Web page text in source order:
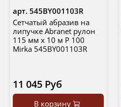
арт. 545BY001103R
Сетчатый абразив на
липучке Abranet рулон
115 мм х 10 м P 100
Mirka 545BY001103R
11 045 Руб
В корзину